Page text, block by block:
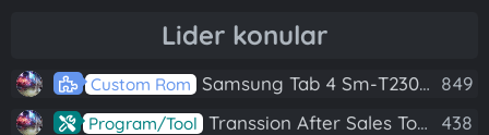
Lider konular
Custom Rom Samsung Tab 4 Sm-T230 Android 7.1 Stabil Eba Destekli Yazılım 849
Program/Tool Transsion After Sales Tool V1.5.1 Full (Tüm Mtk Işlemcili Cihazları Meta Moda Alma) 438